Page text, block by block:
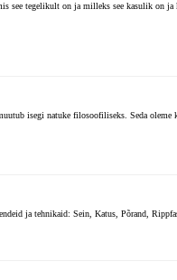
see tegelikult on ja milleks see kasulik on ja
isegi natuke filosoofiliseks. Seda oleme
ja tehnikaid: Sein, Katus, Põrand,